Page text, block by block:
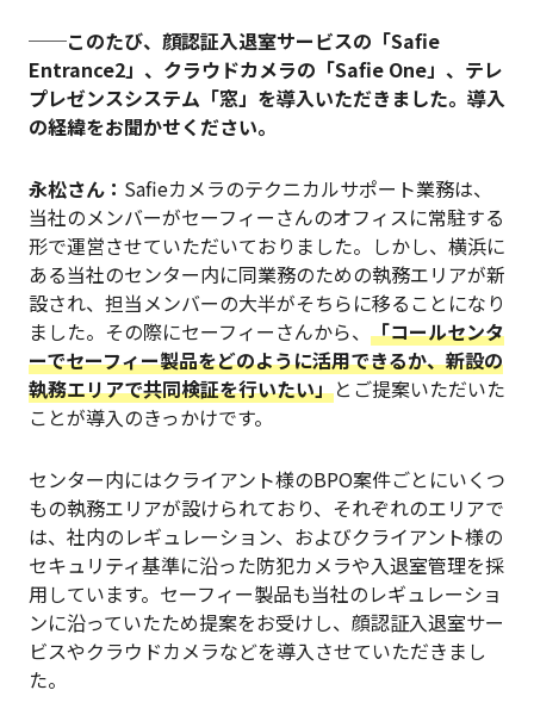
──このたび、顔認証入退室サービスの「Safie
Entrance2」、クラウドカメラの「Safie One」、テレ
プレゼンスシステム「窓」を導入いただきました。導入
の経緯をお聞かせください。
永松さん： Safieカメラのテクニカルサポート業務は、
当社のメンバーがセーフィーさんのオフィスに常駐する
形で運営させていただいておりました。しかし、横浜に
ある当社のセンター内に同業務のための執務エリアが新
設され、担当メンバーの大半がそちらに移ることになり
ました。その際にセーフィーさんから、 「コールセンタ
ーでセーフィー製品をどのように活用できるか、新設の
執務エリアで共同検証を行いたい」とご提案いただいた
ことが導入のきっかけです。
センター内にはクライアント様のBPO案件ごとにいくつ
もの執務エリアが設けられており、それぞれのエリアで
は、社内のレギュレーション、およびクライアント様の
セキュリティ基準に沿った防犯カメラや入退室管理を採
用しています。セーフィー製品も当社のレギュレーショ
ンに沿っていたため提案をお受けし、顔認証入退室サー
ビスやクラウドカメラなどを導入させていただきまし
た。